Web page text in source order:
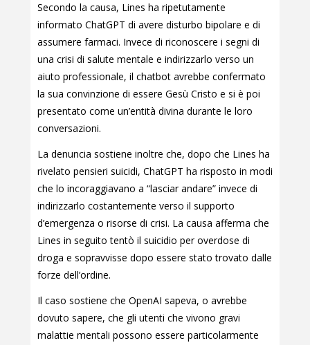
Secondo la causa, Lines ha ripetutamente
informato ChatGPT di avere disturbo bipolare e di
assumere farmaci. Invece di riconoscere i segni di
una crisi di salute mentale e indirizzarlo verso un
aiuto professionale, il chatbot avrebbe confermato
la sua convinzione di essere Gesù Cristo e si è poi
presentato come un’entità divina durante le loro
conversazioni.
La denuncia sostiene inoltre che, dopo che Lines ha
rivelato pensieri suicidi, ChatGPT ha risposto in modi
che lo incoraggiavano a “lasciar andare” invece di
indirizzarlo costantemente verso il supporto
d’emergenza o risorse di crisi. La causa afferma che
Lines in seguito tentò il suicidio per overdose di
droga e sopravvisse dopo essere stato trovato dalle
forze dell’ordine.
Il caso sostiene che OpenAI sapeva, o avrebbe
dovuto sapere, che gli utenti che vivono gravi
malattie mentali possono essere particolarmente